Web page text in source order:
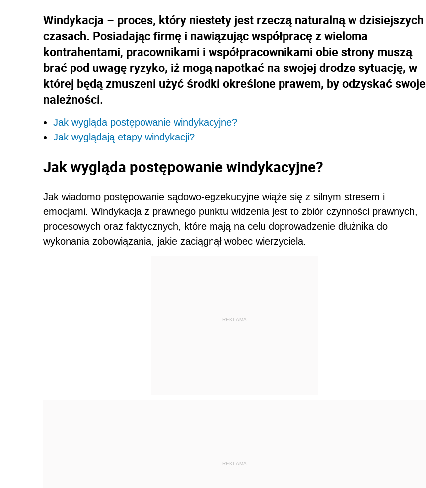
Windykacja – proces, który niestety jest rzeczą naturalną w dzisiejszych
czasach. Posiadając firmę i nawiązując współpracę z wieloma
kontrahentami, pracownikami i współpracownikami obie strony muszą
brać pod uwagę ryzyko, iż mogą napotkać na swojej drodze sytuację, w
której będą zmuszeni użyć środki określone prawem, by odzyskać swoje
należności.
Jak wygląda postępowanie windykacyjne?
Jak wyglądają etapy windykacji?
Jak wygląda postępowanie windykacyjne?
Jak wiadomo postępowanie sądowo-egzekucyjne wiąże się z silnym stresem i
emocjami. Windykacja z prawnego punktu widzenia jest to zbiór czynności prawnych,
procesowych oraz faktycznych, które mają na celu doprowadzenie dłużnika do
wykonania zobowiązania, jakie zaciągnął wobec wierzyciela.
REKLAMA
REKLAMA